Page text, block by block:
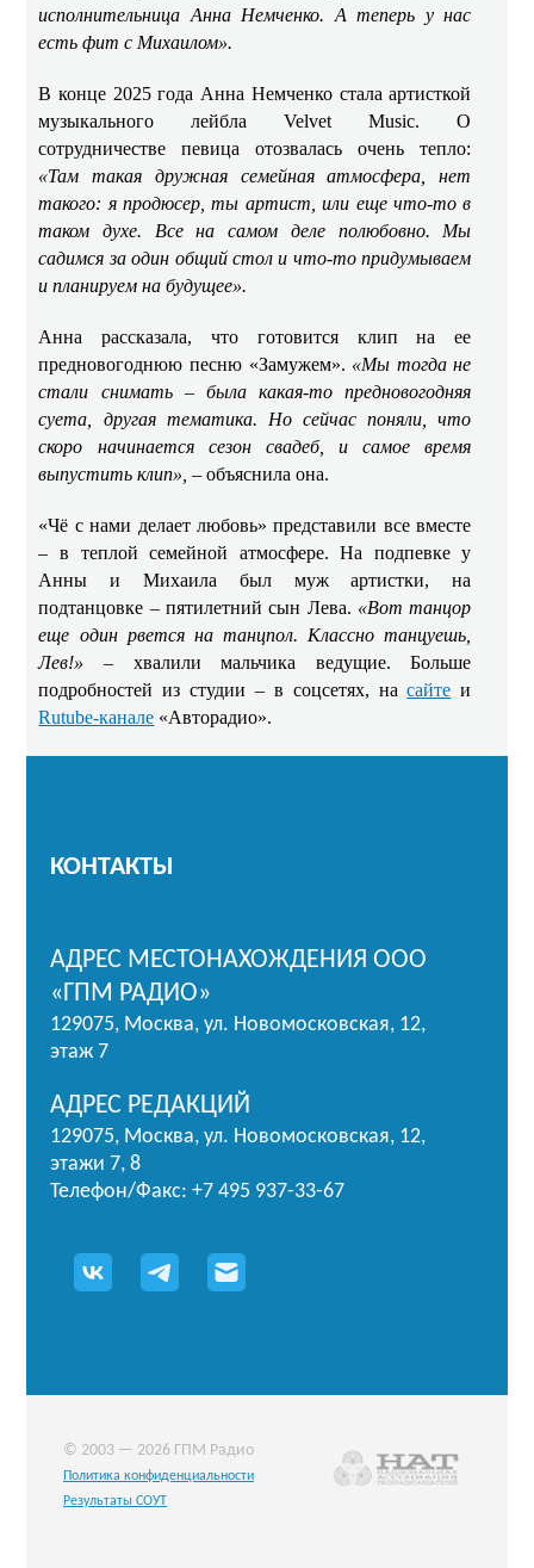
исполнительница Анна Немченко. А теперь у нас
есть фит с Михаилом».
В конце 2025 года Анна Немченко стала артисткой
музыкального лейбла Velvet Music. О
сотрудничестве певица отозвалась очень тепло:
«Там такая дружная семейная атмосфера, нет
такого: я продюсер, ты артист, или еще что-то в
таком духе. Все на самом деле полюбовно. Мы
садимся за один общий стол и что-то придумываем
и планируем на будущее».
Анна рассказала, что готовится клип на ее
предновогоднюю песню «Замужем». «Мы тогда не
стали снимать – была какая-то предновогодняя
суета, другая тематика. Но сейчас поняли, что
скоро начинается сезон свадеб, и самое время
выпустить клип», –объяснила она.
«Чё с нами делает любовь» представили все вместе
– в теплой семейной атмосфере. На подпевке у
Анны и Михаила был муж артистки, на
подтанцовке – пятилетний сын Лева. «Вот танцор
еще один рвется на танцпол. Классно танцуешь,
Лев!» – хвалили мальчика ведущие. Больше
подробностей из студии – в соцсетях, насайте и
Rutube-канале «Авторадио».
КОНТАКТЫ
АДРЕС МЕСТОНАХОЖДЕНИЯ ООО
«ГПМ РАДИО»
129075, Москва, ул. Новомосковская, 12,
этаж 7
АДРЕС РЕДАКЦИЙ
129075, Москва, ул. Новомосковская, 12,
этажи 7, 8
Телефон/Факс: +7 495 937-33-67
© 2003 — 2026 ГПМ Радио
Политика конфиденциальности
Результаты СОУТ